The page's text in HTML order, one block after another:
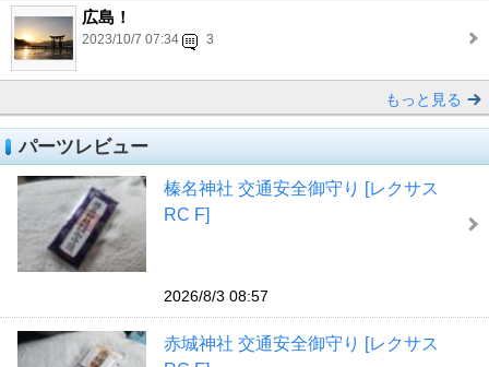
広島！
2023/10/7 07:34 3
もっと見る
パーツレビュー
榛名神社 交通安全御守り [レクサス
RC F]
2026/8/3 08:57
赤城神社 交通安全御守り [レクサス